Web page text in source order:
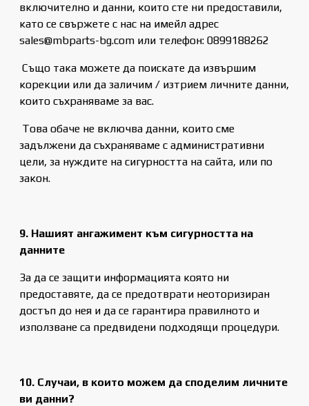
включително и данни, които сте ни предоставили,
като се свържете с нас на имейл адрес
sales@mbparts-bg.com или телефон: 0899188262
Също така можете да поискате да извършим
корекции или да заличим / изтрием личните данни,
които съхраняваме за вас.
Това обаче не включва данни, които сме
задължени да съхраняваме с административни
цели, за нуждите на сигурността на сайта, или по
закон.
9. Нашият ангажимент към сигурността на
данните
За да се защити информацията която ни
предоставяте, да се предотврати неоторизиран
достъп до нея и да се гарантира правилното и
използване са предвидени подходящи процедури.
10. Случаи, в които можем да споделим личните
ви данни?